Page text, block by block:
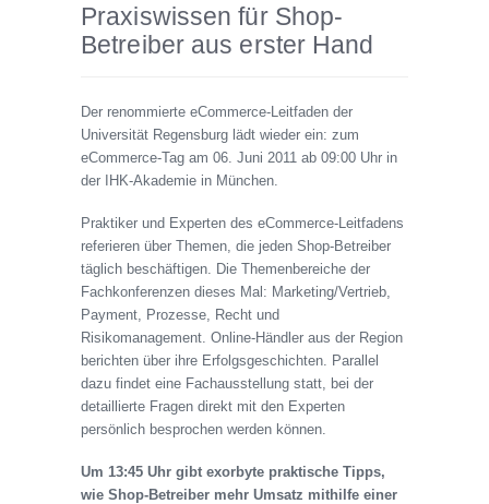
Praxiswissen für Shop-
Betreiber aus erster Hand
Der renommierte eCommerce-Leitfaden der
Universität Regensburg lädt wieder ein: zum
eCommerce-Tag am 06. Juni 2011 ab 09:00 Uhr in
der IHK-Akademie in München.
Praktiker und Experten des eCommerce-Leitfadens
referieren über Themen, die jeden Shop-Betreiber
täglich beschäftigen. Die Themenbereiche der
Fachkonferenzen dieses Mal: Marketing/Vertrieb,
Payment, Prozesse, Recht und
Risikomanagement. Online-Händler aus der Region
berichten über ihre Erfolgsgeschichten. Parallel
dazu findet eine Fachausstellung statt, bei der
detaillierte Fragen direkt mit den Experten
persönlich besprochen werden können.
Um 13:45 Uhr gibt exorbyte praktische Tipps,
wie Shop-Betreiber mehr Umsatz mithilfe einer